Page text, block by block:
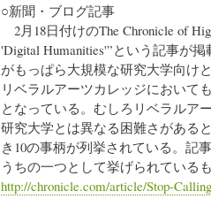
○新聞・ブログ記事
2月18日付けのThe Chronicle of
'Digital Humanities'”という記事が
がもっぱら大規模な研究大学向け
リベラルアーツカレッジにおいて
となっている。むしろリベラルア
研究大学とは異なる困難さがある
き10の事柄が列挙されている。記
うちの一つとして挙げられているも
http://chronicle.com/article/Stop-